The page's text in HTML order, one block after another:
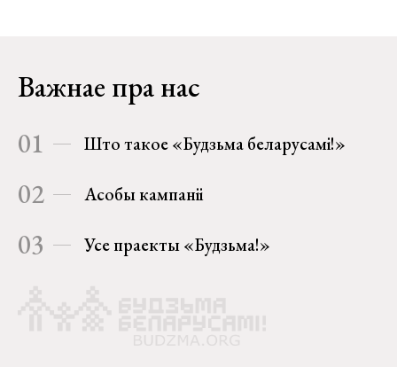
Важнае пра нас
01 Што такое «Будзьма беларусамі!»
02 Асобы кампаніі
03 Усе праекты «Будзьма!»